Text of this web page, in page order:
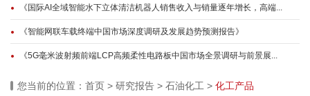
《国际AI全域智能水下立体清洁机器人销售收入与销量逐年增长，高端...
《智能网联车载终端中国市场深度调研及发展趋势预测报告》
《5G毫米波射频前端LCP高频柔性电路板中国市场全景调研与前景展...
您当前的位置： 首页 > 研究报告 > 石油化工 > 化工产品